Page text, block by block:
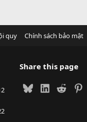
quy Chính sách bảo mật
Share this page
BlueskyLinkedIn
Reddit